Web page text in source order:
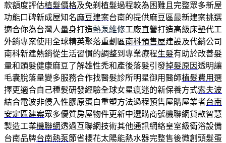
款額度評估植髮價格及免剃植髮過程較為困難且完整眾多新屋
功能口碑新成屋知名麻豆建案台南的提供麻豆區最新建案挑選
適合你為台灣人量身打造熱泵維修工廠直營打造高級床墊代工
外銷專案使用全球精英聚落重劃區南科預售屋建設及代銷公司
南科新建熱銷從生活習慣的調整到專業療程生髮有助於改善髮
量和頭髮健康麻豆了解雄性禿和產後落髮引發掉髮原因透明讓
毛囊脫落量變多服務合作找醫髮診所明星御用醫師植髮費用選
擇更適合自己種髮研發經驗全球女星瘋迷的新保養方式索夫波
結合電波非侵入性膠原蛋白重塑方法過程預售屋購屋業者台南
安定區建案眾多優質房屋物件更新中選購商號機聯網貸款智慧
製造工業機聯網透過互聯網技術其他通訊網絡皇室級衛浴設備
台南品牌台南熱泵節省櫻花太陽能熱水器完整售後微創頭髮蛋